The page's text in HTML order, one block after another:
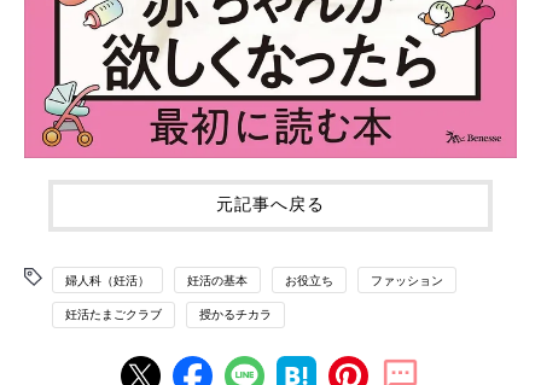
元記事へ戻る
婦人科（妊活） 妊活の基本 お役立ち ファッション
妊活たまごクラブ 授かるチカラ